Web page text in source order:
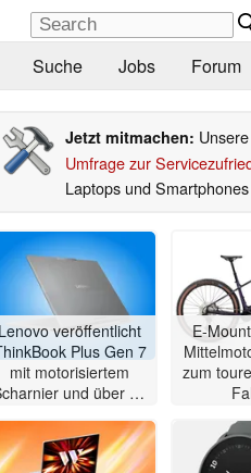
Suche Jobs Forum
Jetzt mitmachen:
Umfrage zur
Laptops und
Lenovo veröffentlicht
Plus Gen 7
mit motorisiertem
und über 21
E-
zum